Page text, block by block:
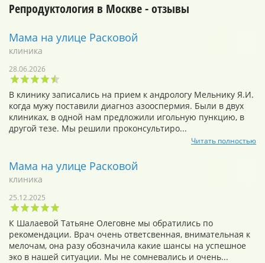
Репродуктология в Москве - отзывы
Мама на улице Расковой
клиника
28.06.2026
В клинику записались на прием к андрологу Мельнику Я.И.
когда мужу поставили диагноз азооспермия. Были в двух
клиниках, в одной нам предложили игольную пункцию, в
другой тезе. Мы решили проконсультиро...
Читать полностью
Мама на улице Расковой
клиника
25.12.2025
К Шалаевой Татьяне Олеговне мы обратились по
рекомендации. Врач очень ответсвенная, внимательная к
мелочам, она разу обозначила какие шансы на успешное
эко в нашей ситуации. Мы не сомневались и очень...